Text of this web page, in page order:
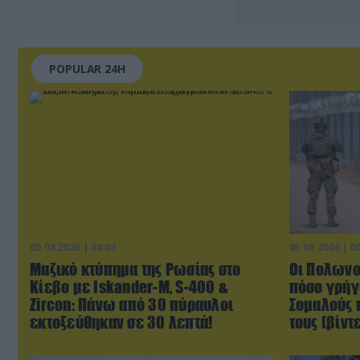
POPULAR 24H
05.08.2026 | 08:02
Μαζικό κτύπημα της Ρωσίας στο
Κίεβο με Iskander-Μ, S-400 &
Zircon: Πάνω από 30 πύραυλοι
εκτοξεύθηκαν σε 30 λεπτά!
05.08.2026 |
Οι
πόσο
Σομαλούς
τους